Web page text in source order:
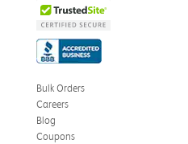
Bulk Orders
Careers
Blog
Coupons